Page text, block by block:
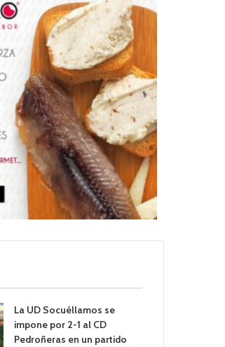
La UD Socuéllamos se
impone por 2-1 al CD
Pedroñeras en un partido